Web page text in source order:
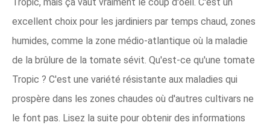
excellent choix pour les jardiniers par temps chaud, zones
humides, comme la zone médio-atlantique où la maladie
de la brûlure de la tomate sévit. Qu'est-ce qu'une tomate
Tropic ? C'est une variété résistante aux maladies qui
prospère dans les zones chaudes où d'autres cultivars ne
le font pas. Lisez la suite pour obtenir des informations